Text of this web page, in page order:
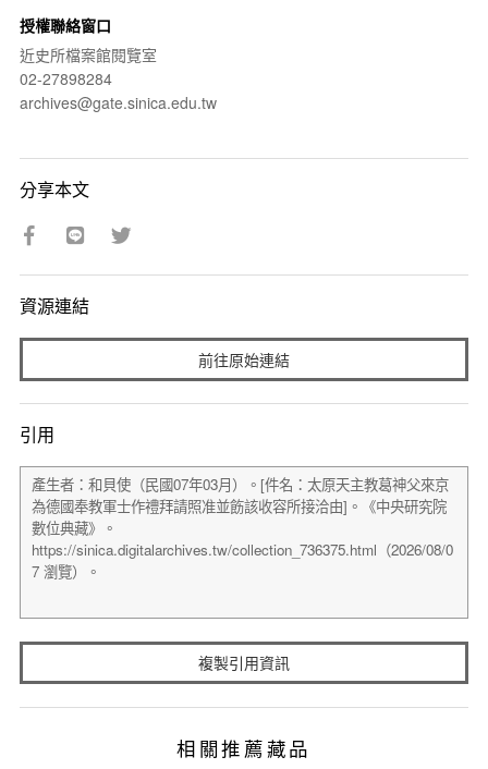
授權聯絡窗口
近史所檔案館閱覽室
02-27898284
archives@gate.sinica.edu.tw
分享本文
資源連結
前往原始連結
引用
複製引用資訊
相關推薦藏品